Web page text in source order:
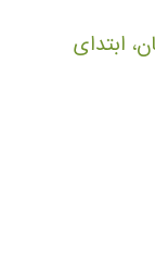
ابتدای